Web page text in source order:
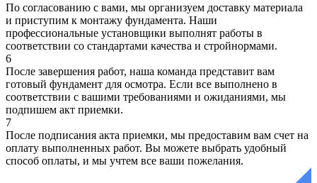
По согласованию с вами, мы организуем доставку материала
и приступим к монтажу фундамента. Наши
профессиональные установщики выполнят работы в
соответствии со стандартами качества и стройнормами.
6
После завершения работ, наша команда представит вам
готовый фундамент для осмотра. Если все выполнено в
соответствии с вашими требованиями и ожиданиями, мы
подпишем акт приемки.
7
После подписания акта приемки, мы предоставим вам счет на
оплату выполненных работ. Вы можете выбрать удобный
способ оплаты, и мы учтем все ваши пожелания.